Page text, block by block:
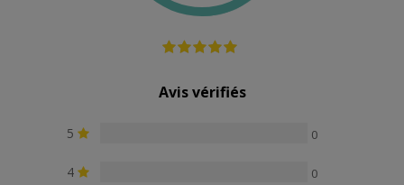
Avis vérifiés
5 0
4 0